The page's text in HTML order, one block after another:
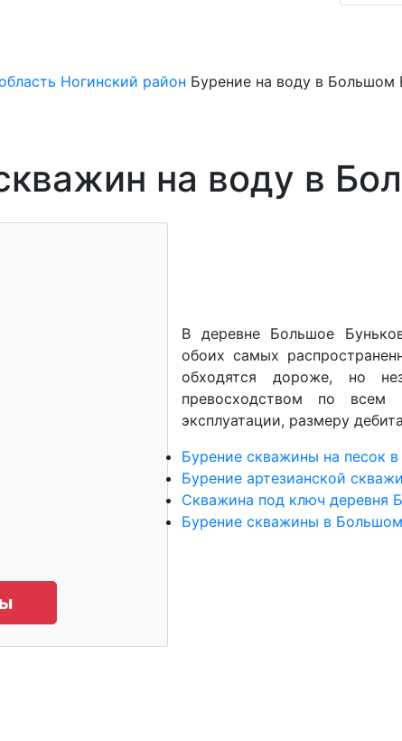
Ногинский район Бурение на воду в Большом
на воду в
В деревне Большое
обоих самых
обходятся дороже, но
превосходством по всем
эксплуатации, размеру
Бурение скважины на песок
Бурение артезианской
Скважина под ключ деревня
Бурение скважины в